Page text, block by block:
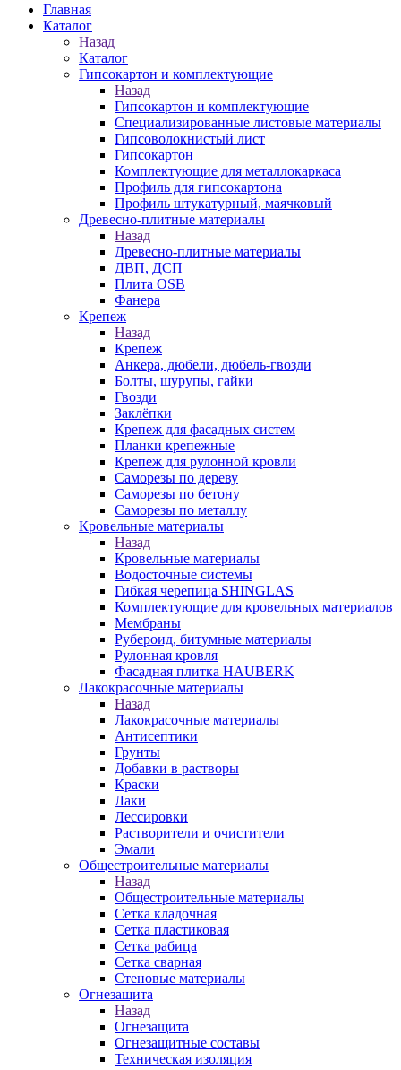
Главная
Каталог
Назад
Каталог
Гипсокартон и комплектующие
Назад
Гипсокартон и комплектующие
Специализированные листовые материалы
Гипсоволокнистый лист
Гипсокартон
Комплектующие для металлокаркаса
Профиль для гипсокартона
Профиль штукатурный, маячковый
Древесно-плитные материалы
Назад
Древесно-плитные материалы
ДВП, ДСП
Плита OSB
Фанера
Крепеж
Назад
Крепеж
Анкера, дюбели, дюбель-гвозди
Болты, шурупы, гайки
Гвозди
Заклёпки
Крепеж для фасадных систем
Планки крепежные
Крепеж для рулонной кровли
Саморезы по дереву
Саморезы по бетону
Саморезы по металлу
Кровельные материалы
Назад
Кровельные материалы
Водосточные системы
Гибкая черепица SHINGLAS
Комплектующие для кровельных материалов
Мембраны
Рубероид, битумные материалы
Рулонная кровля
Фасадная плитка HAUBERK
Лакокрасочные материалы
Назад
Лакокрасочные материалы
Антисептики
Грунты
Добавки в растворы
Краски
Лаки
Лессировки
Растворители и очистители
Эмали
Общестроительные материалы
Назад
Общестроительные материалы
Сетка кладочная
Сетка пластиковая
Сетка рабица
Сетка сварная
Стеновые материалы
Огнезащита
Назад
Огнезащита
Огнезащитные составы
Техническая изоляция